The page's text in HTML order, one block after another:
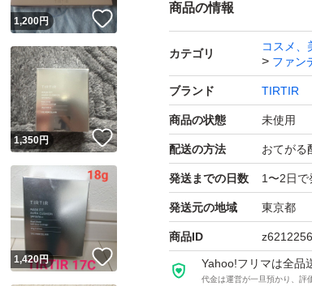
TIRTIR ティルティル
IVORY SPF30PA＋＋
ブランド：ー
通常サイズ
レギュラーサイズ
商品の情報
カテゴリ
コスメ、
ファン
ブランド TIRTIR
商品の状態 未使用
配送の方法 おてがる
発送までの日数 1〜2日で
発送元の地域 東京都
商品ID
Yahoo!フリマは全品
代金は運営が一旦預かり、評
いいね！
1,200円 いいね！
いね！
1,350円 いいね！
いね！
1,420円